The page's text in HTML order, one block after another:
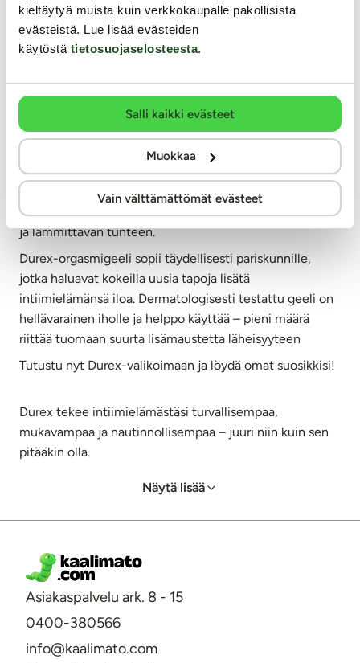
kieltäytyä muista kuin verkkokaupalle pakollisista
evästeistä. Lue lisää evästeiden
käytöstä tietosuojaselosteesta.
Salli kaikki evästeet
Muokkaa
Vain välttämättömät evästeet
Lateksittomman vaihtoehdon, joka sopii herkälle
iholle.
Durex-kondomeissa yhdistyy mukavuus, kestävyys ja
Durex-orgasmigeeli – lisää nautintoa ja
Tutustu myös Durex Intense-orgasmigeeliin
stimuloi ja voimistaa tuntemuksia tarjoten kihelmöivän
ja lämmittävän tunteen.
Durex-orgasmigeeli sopii täydellisesti pariskunnille,
jotka haluavat kokeilla uusia tapoja lisätä
intiimielämänsä iloa. Dermatologisesti testattu geeli on
hellävarainen iholle ja helppo käyttää – pieni määrä
riittää tuomaan suurta lisämaustetta läheisyyteen
Tutustu nyt Durex-valikoimaan ja löydä omat suosikkisi!
Durex tekee intiimielämästäsi turvallisempaa,
mukavampaa ja nautinnollisempaa – juuri niin kuin sen
pitääkin olla.
Näytä lisää
Asiakaspalvelu ark. 8 - 15
0400-380566
info@kaalimato.com